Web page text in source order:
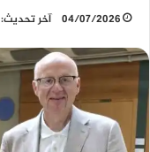
04/07/2026 آخر تحديث: 04/07/2026